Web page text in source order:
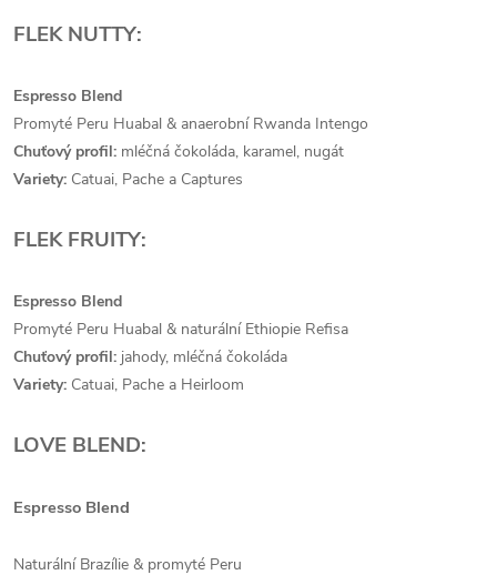
FLEK NUTTY:
Espresso Blend
Promyté Peru Huabal & anaerobní Rwanda Intengo
Chuťový profil: mléčná čokoláda, karamel, nugát
Variety: Catuai, Pache a Captures
FLEK FRUITY:
Espresso Blend
Promyté Peru Huabal & naturální Ethiopie Refisa
Chuťový profil: jahody, mléčná čokoláda
Variety: Catuai, Pache a Heirloom
LOVE BLEND:
Espresso Blend
Naturální Brazílie & promyté Peru